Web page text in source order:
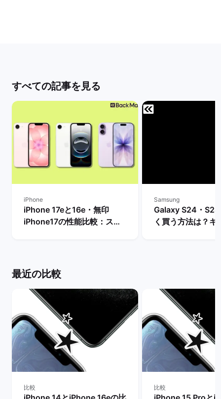
すべての記事を見る
iPhone
iPhone 17eと16e・無印
iPhone17の性能比較：スペ
Samsung
Galaxy S24・
く買う方法は？キ
最近の比較
比較 比較